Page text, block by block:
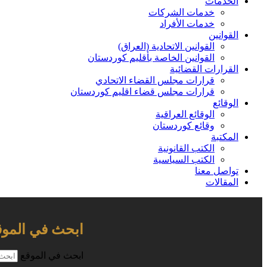
خدمات الشركات
خدمات الأفراد
القوانين
القوانين الاتحادية (العراق)
القوانين الخاصة بأقليم كوردستان
القرارات القضائية
قرارات مجلس القضاء الاتحادي
قرارات مجلس قضاء اقليم كوردستان
الوقائع
الوقائع العراقية
وقائع كوردستان
المكتبة
الكتب القانونية
الكتب السياسية
تواصل معنا
المقالات
ابحث في
ابحث في الموقع